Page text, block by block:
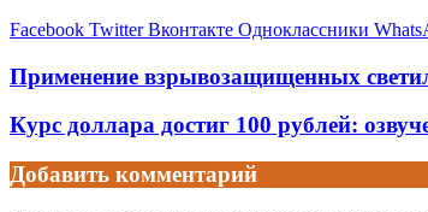
Facebook Twitter Вконтакте Одноклассники
Применение взрывозащищенных
Курс доллара достиг 100 рублей:
Добавить комментарий